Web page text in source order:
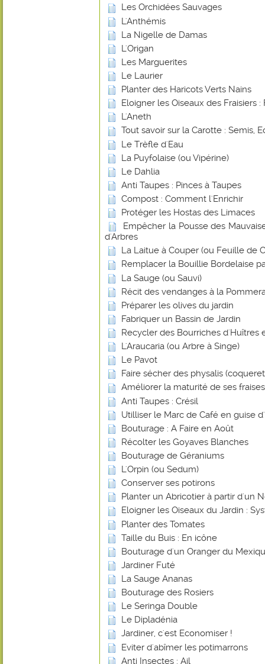
Les Orchidées Sauvages
L'Anthémis
La Nigelle de Damas
L'Origan
Les Marguerites
Le Laurier
Planter des Haricots Verts Nains
Eloigner les Oiseaux des Fraisiers :
L'Aneth
Tout savoir sur la Carotte : Semis,
Le Trèfle d'Eau
La Puyfolaise (ou Vipérine)
Le Dahlia
Anti Taupes : Pinces à Taupes
Compost : Comment l'Enrichir
Protéger les Hostas des Limaces
Empêcher la Pousse des
d'Arbres
La Laitue à Couper (ou Feuille de
Remplacer la Bouillie Bordelaise
La Sauge (ou Sauvi)
Récit des vendanges à la
Préparer les olives du jardin
Fabriquer un Bassin de Jardin
Recycler des Bourriches d'Huîtres
L'Araucaria (ou Arbre à Singe)
Le Pavot
Faire sécher des physalis
Améliorer la maturité de ses
Anti Taupes : Crésil
Utilliser le Marc de Café en guise
Bouturage : A Faire en Août
Récolter les Goyaves Blanches
Bouturage de Géraniums
L'Orpin (ou Sedum)
Conserver ses potirons
Planter un Abricotier à partir d'un
Eloigner les Oiseaux du Jardin :
Planter des Tomates
Taille du Buis : En icône
Bouturage d'un Oranger du
Jardiner Futé
La Sauge Ananas
Bouturage des Rosiers
Le Seringa Double
Le Dipladénia
Jardiner, c'est Economiser !
Eviter d'abîmer les potimarrons
Anti Insectes : Ail